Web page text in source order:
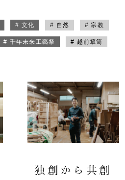
# 文化 # 自然 # 宗教
# 千年未来工藝祭 # 越前箪笥
独創から共創